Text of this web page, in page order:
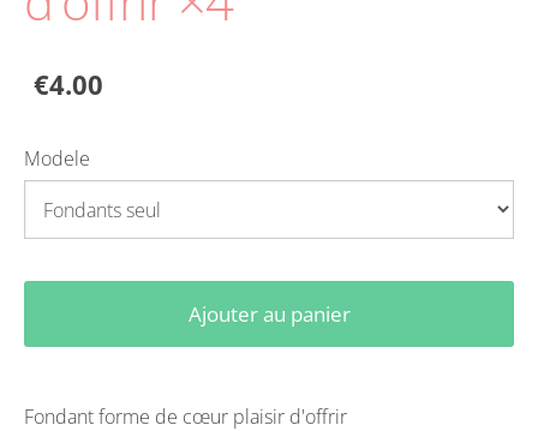
€4.00
Modele
Ajouter au panier
Fondant forme de cœur plaisir d'offrir